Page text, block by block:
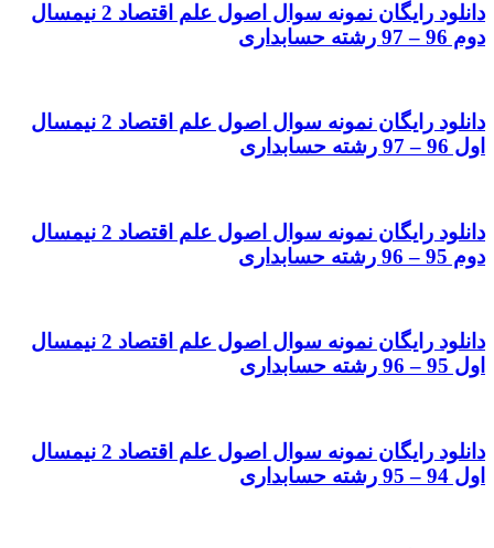
دانلود رایگان نمونه سوال اصول علم اقتصاد 2 نیمسال
دوم 96 – 97 رشته حسابداری
دانلود رایگان نمونه سوال اصول علم اقتصاد 2 نیمسال
اول 96 – 97 رشته حسابداری
دانلود رایگان نمونه سوال اصول علم اقتصاد 2 نیمسال
دوم 95 – 96 رشته حسابداری
دانلود رایگان نمونه سوال اصول علم اقتصاد 2 نیمسال
اول 95 – 96 رشته حسابداری
دانلود رایگان نمونه سوال اصول علم اقتصاد 2 نیمسال
اول 94 – 95 رشته حسابداری